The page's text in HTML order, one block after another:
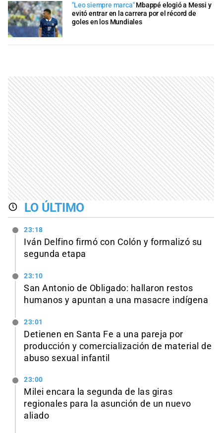
"Leo siempre marca" Mbappé elogió a Messi y
evitó entrar en la carrera por el récord de
goles en los Mundiales
LO ÚLTIMO
23:18
Iván Delfino firmó con Colón y formalizó su
segunda etapa
23:10
San Antonio de Obligado: hallaron restos
humanos y apuntan a una masacre indígena
23:01
Detienen en Santa Fe a una pareja por
producción y comercialización de material de
abuso sexual infantil
23:00
Milei encara la segunda de las giras
regionales para la asunción de un nuevo
aliado